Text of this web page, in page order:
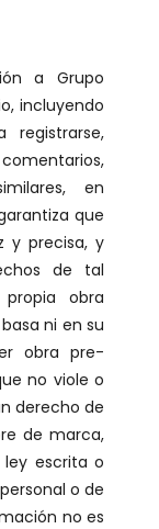
a Grupo
incluyendo
en
que
y precisa, y
de tal
obra
ni en su
obra pre-
no viole o
derecho de
de marca,
escrita o
o de
no es